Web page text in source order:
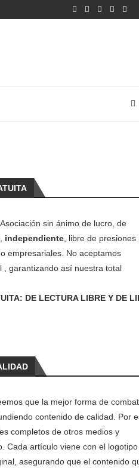
sin ánimo de lucro, de
independiente, libre de presiones
empresariales. No aceptamos
, garantizando así nuestra total
DE LECTURA LIBRE Y DE
que la mejor forma de
contenido de calidad. Por
completos de otros medios y
Cada artículo viene con el
asegurando que el contenido